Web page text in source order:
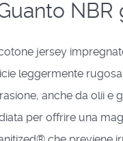
jersey
leggermente
anche da olii e
per offrire una